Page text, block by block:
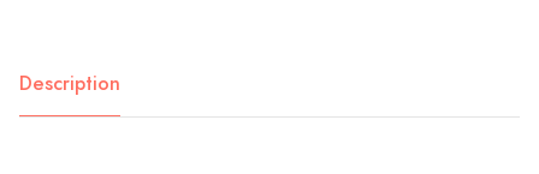
Description